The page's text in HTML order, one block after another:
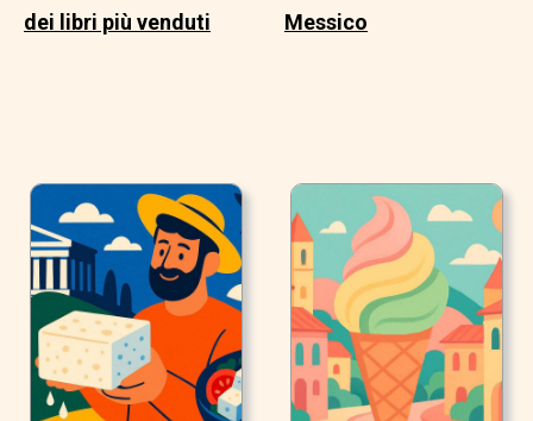
dei libri più venduti Messico